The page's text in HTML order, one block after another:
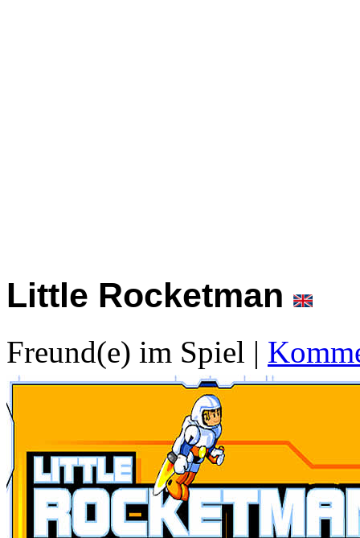
Little Rocketman
Freund(e) im Spiel |